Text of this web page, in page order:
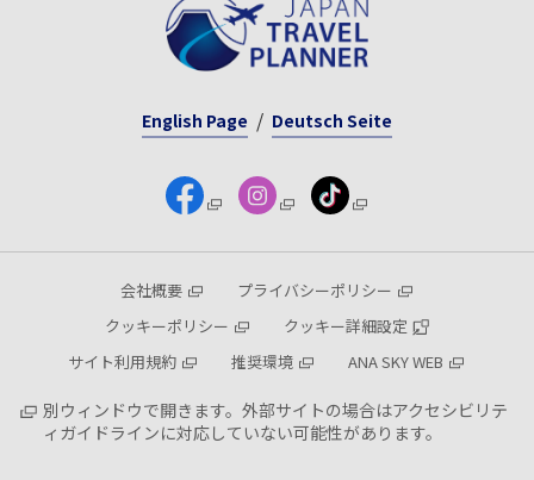
English Page Deutsch Seite
会社概要
プライバシーポリシー
クッキーポリシー
クッキー詳細設定
サイト利用規約
推奨環境 ANA SKY WEB
別ウィンドウで開きます。外部サイトの場合はアクセシビリテ
ィガイドラインに対応していない可能性があります。